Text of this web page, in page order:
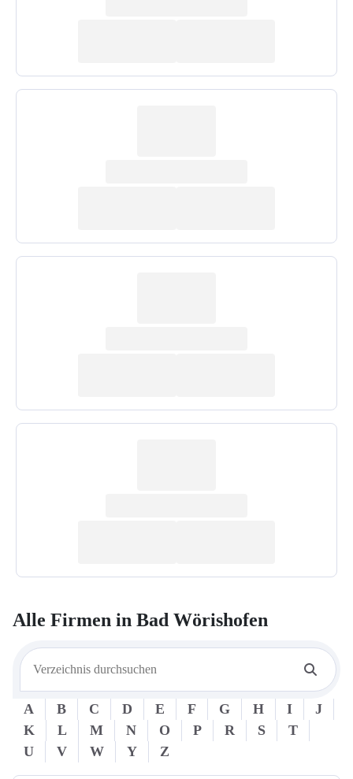
Alle Firmen in Bad Wörishofen
A B C D E F G H I
J
K
L M N O P R S
T
U
V W Y Z